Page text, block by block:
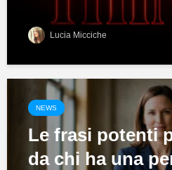
Lucia Micciche
NEWS
Le frasi potenti
da chi ha una